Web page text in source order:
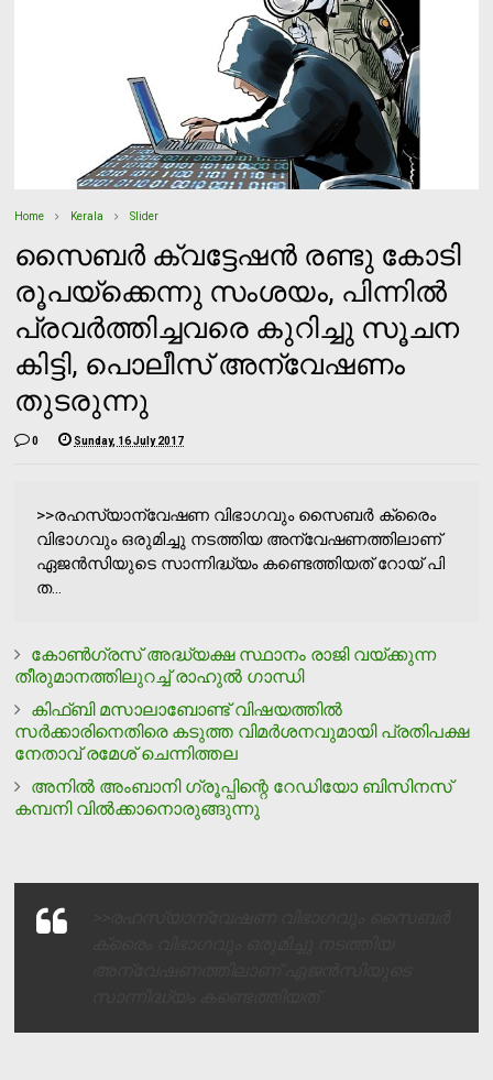
Home Kerala Slider
സൈബര്‍ ക്വട്ടേഷന്‍ രണ്ടു കോടി
രൂപയ്‌ക്കെന്നു സംശയം, പിന്നില്‍
പ്രവര്‍ത്തിച്ചവരെ കുറിച്ചു സൂചന
കിട്ടി, പൊലീസ് അന്വേഷണം
തുടരുന്നു
0 Sunday, 16 July 2017
>>രഹസ്യാന്വേഷണ വിഭാഗവും സൈബര്‍ ക്രൈം
വിഭാഗവും ഒരുമിച്ചു നടത്തിയ അന്വേഷണത്തിലാണ്
ഏജന്‍സിയുടെ സാന്നിദ്ധ്യം കണ്ടെത്തിയത് റോയ് പി
ത...
കോണ്‍ഗ്രസ് അദ്ധ്യക്ഷ സ്ഥാനം രാജി വയ്ക്കുന്ന
തീരുമാനത്തിലുറച്ച് രാഹുല്‍ ഗാന്ധി
കിഫ്ബി മസാലാബോണ്ട് വിഷയത്തില്‍
സര്‍ക്കാരിനെതിരെ കടുത്ത വിമര്‍ശനവുമായി പ്രതിപക്ഷ
നേതാവ് രമേശ് ചെന്നിത്തല
അനില്‍ അംബാനി ഗ്രൂപ്പിന്റെ റേഡിയോ ബിസിനസ്
കമ്പനി വില്‍ക്കാനൊരുങ്ങുന്നു